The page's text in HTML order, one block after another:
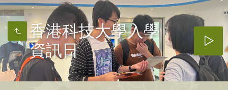
香港科技大學入學
資訊日